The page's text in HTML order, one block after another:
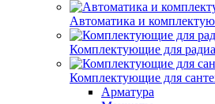
Автоматика и
Комплектующие для
Комплектующие для
Арматура